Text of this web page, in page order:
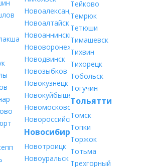
Новоалександровск
Новоалтайск
Новоаннинский
Нововоронеж
Новодвинск
Новозыбков
Новокузнецк
Новокуйбышевск
Новомосковск
Новороссийск
Новосибирск
Новотроицк
Новоуральск
Тейково
Темрюк
Тетюши
Тимашевск
Тихвин
Тихорецк
Тобольск
Тогучин
Тольятти
Томск
Топки
Торжок
Тотьма
Трехгорный